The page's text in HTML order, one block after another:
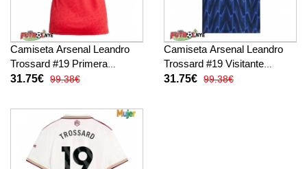
Camiseta Arsenal Leandro
Trossard #19 Primera
Equipación para mujer 2025-
31.75€ 99.38€
Camiseta Arsenal Leandro
Trossard #19 Visitante
Equipación para mujer 2025-
31.75€ 99.38€